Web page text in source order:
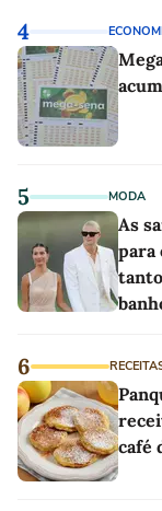
4
5 MODA
As
para
6
café